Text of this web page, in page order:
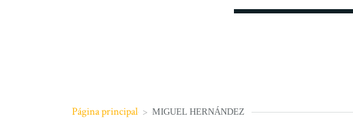
Página principal > MIGUEL HERNÁNDEZ